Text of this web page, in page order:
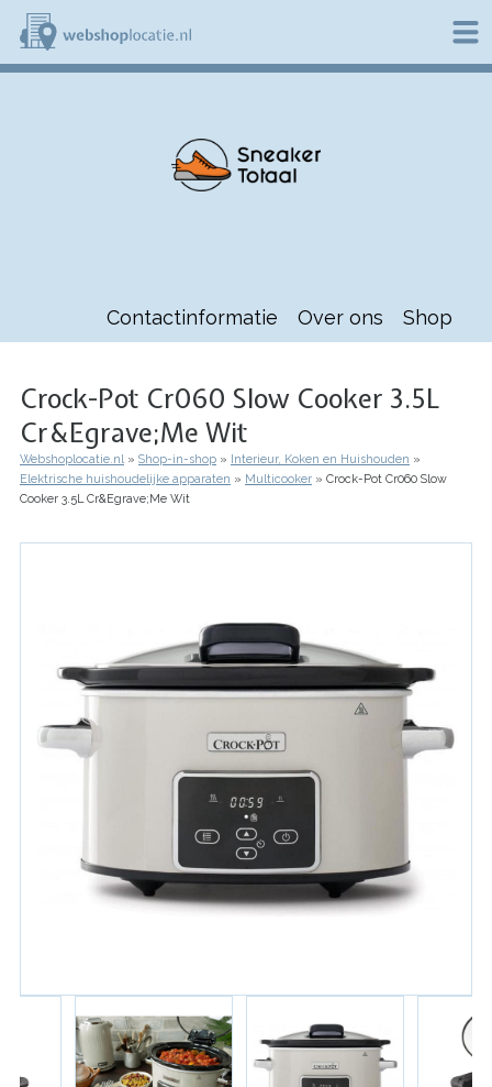
Overslaan
naar
de
l
Contactinformatie Over ons Shop
Crock-Pot Cr060 Slow Cooker 3.5L
Cr&Egrave;Me Wit
Kruimelpad
Webshoplocatie.nl Shop-in-shop
Interieur, Koken en Huishouden
Elektrische huishoudelijke apparaten
Multicooker
Crock-Pot Cr060 Slow
Cooker 3.5L Cr&Egrave;Me Wit